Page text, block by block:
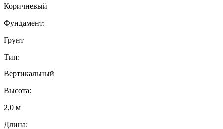
Коричневый
Фундамент:
Грунт
Тип:
Вертикальный
Высота:
2,0 м
Длина: